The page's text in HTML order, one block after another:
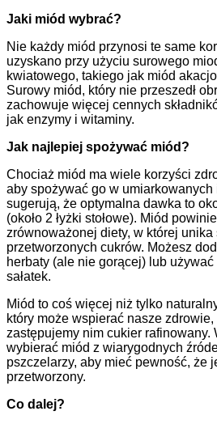
Jaki miód wybrać?
Nie każdy miód przynosi te same
uzyskano przy użyciu surowego
kwiatowego, takiego jak miód
Surowy miód, który nie przeszedł
zachowuje więcej cennych
jak enzymy i witaminy.
Jak najlepiej spożywać miód?
Chociaż miód ma wiele korzyści
aby spożywać go w
sugerują, że optymalna dawka to
(około 2 łyżki stołowe). Miód
zrównoważonej diety, w której unika
przetworzonych cukrów. Możesz
herbaty (ale nie gorącej) lub używać
sałatek.
Miód to coś więcej niż tylko
który może wspierać nasze
zastępujemy nim cukier rafinowany.
wybierać miód z wiarygodnych
pszczelarzy, aby mieć pewność, że
przetworzony.
Co dalej?